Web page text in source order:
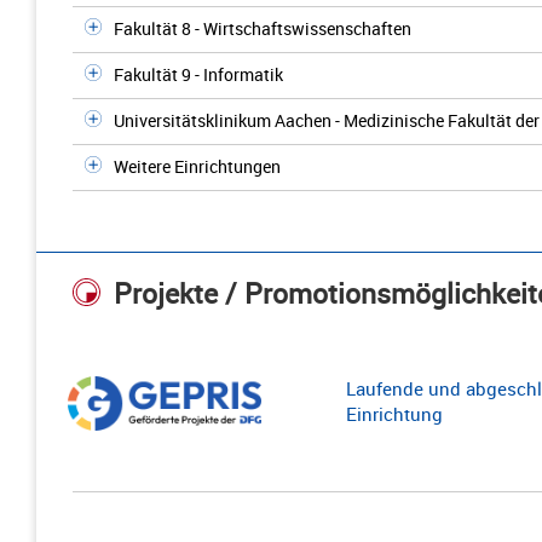
Fakultät 8 - Wirtschaftswissenschaften
Fakultät 9 - Informatik
Universitätsklinikum Aachen - Medizinische Fakultät der
Weitere Einrichtungen
Projekte /
Laufende und
Einrichtung